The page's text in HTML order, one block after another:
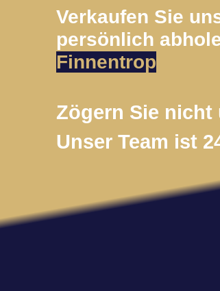
Verkaufen Sie
persönlich
Finnentrop
Zögern Sie nicht
Unser Team ist